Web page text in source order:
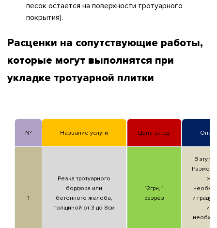
песок остается на поверхности тротуарного
покрытия).
Расценки на сопутствующие работы,
которые могут выполнятся при
укладке тротуарной плитки
№ Название услуги Цена за ед.
1
Резка тротуарного
бордюра или
бетонного желоба,
толщиной от 3 до 8см
12грн, 1
разрез
В эту
и градус;